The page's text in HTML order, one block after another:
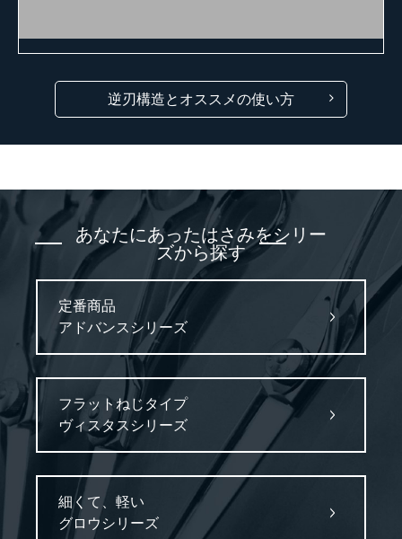
逆刃構造とオススメの使い方
あなたにあったはさみをシリー
ズから探す
定番商品
アドバンスシリーズ
フラットねじタイプ
ヴィスタスシリーズ
細くて、軽い
グロウシリーズ